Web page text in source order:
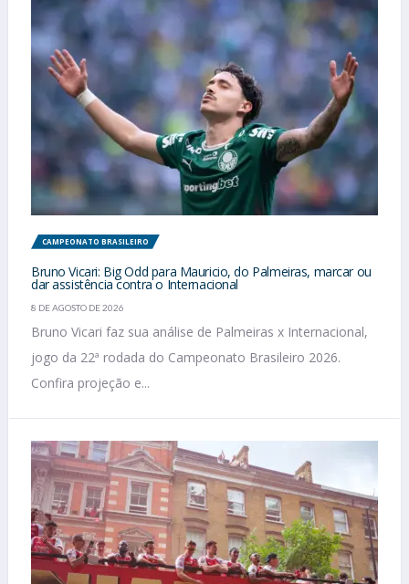
CAMPEONATO BRASILEIRO
Bruno Vicari: Big Odd para Mauricio, do Palmeiras, marcar ou
dar assistência contra o Internacional
8 DE AGOSTO DE 2026
Bruno Vicari faz sua análise de Palmeiras x Internacional,
jogo da 22ª rodada do Campeonato Brasileiro 2026.
Confira projeção e...